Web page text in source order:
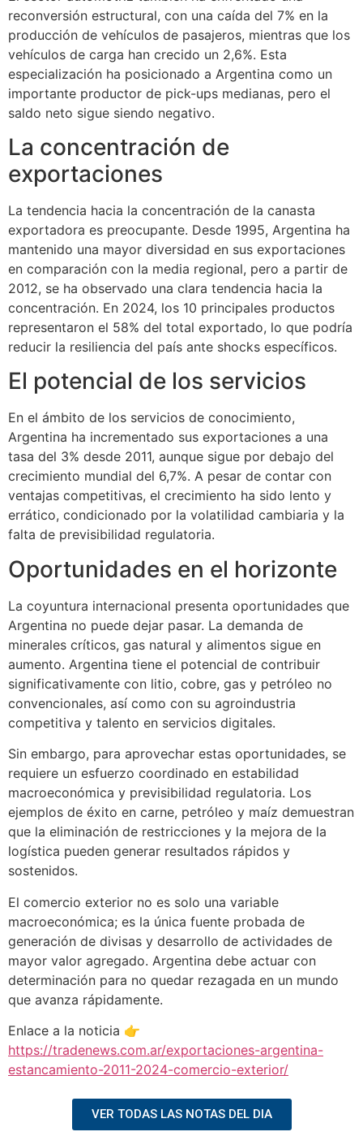
reconversión estructural, con una caída del 7% en la
producción de vehículos de pasajeros, mientras que los
vehículos de carga han crecido un 2,6%. Esta
especialización ha posicionado a Argentina como un
importante productor de pick-ups medianas, pero el
saldo neto sigue siendo negativo.
La concentración de
exportaciones
La tendencia hacia la concentración de la canasta
exportadora es preocupante. Desde 1995, Argentina ha
mantenido una mayor diversidad en sus exportaciones
en comparación con la media regional, pero a partir de
2012, se ha observado una clara tendencia hacia la
concentración. En 2024, los 10 principales productos
representaron el 58% del total exportado, lo que podría
reducir la resiliencia del país ante shocks específicos.
El potencial de los servicios
En el ámbito de los servicios de conocimiento,
Argentina ha incrementado sus exportaciones a una
tasa del 3% desde 2011, aunque sigue por debajo del
crecimiento mundial del 6,7%. A pesar de contar con
ventajas competitivas, el crecimiento ha sido lento y
errático, condicionado por la volatilidad cambiaria y la
falta de previsibilidad regulatoria.
Oportunidades en el horizonte
La coyuntura internacional presenta oportunidades que
Argentina no puede dejar pasar. La demanda de
minerales críticos, gas natural y alimentos sigue en
aumento. Argentina tiene el potencial de contribuir
significativamente con litio, cobre, gas y petróleo no
convencionales, así como con su agroindustria
competitiva y talento en servicios digitales.
Sin embargo, para aprovechar estas oportunidades, se
requiere un esfuerzo coordinado en estabilidad
macroeconómica y previsibilidad regulatoria. Los
ejemplos de éxito en carne, petróleo y maíz demuestran
que la eliminación de restricciones y la mejora de la
logística pueden generar resultados rápidos y
sostenidos.
El comercio exterior no es solo una variable
macroeconómica; es la única fuente probada de
generación de divisas y desarrollo de actividades de
mayor valor agregado. Argentina debe actuar con
determinación para no quedar rezagada en un mundo
que avanza rápidamente.
Enlace a la noticia 👉
https://tradenews.com.ar/exportaciones-argentina-
estancamiento-2011-2024-comercio-exterior/
VER TODAS LAS NOTAS DEL DIA